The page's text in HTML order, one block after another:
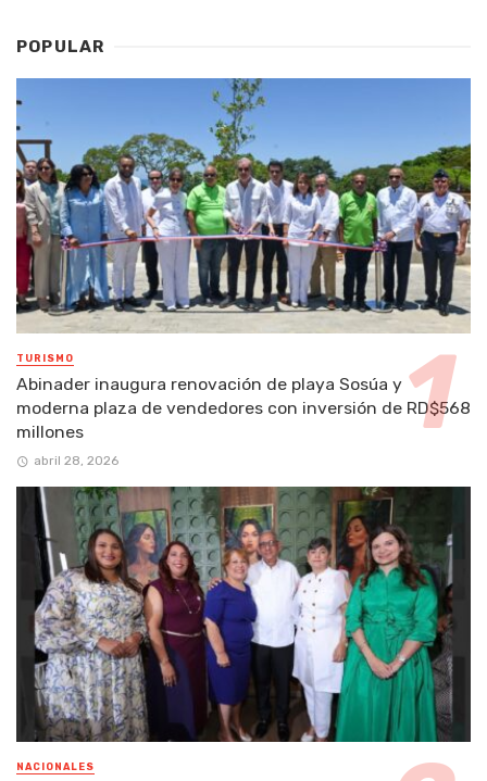
POPULAR
TURISMO
Abinader inaugura renovación de playa Sosúa y
moderna plaza de vendedores con inversión de RD$568
millones
abril 28, 2026
NACIONALES